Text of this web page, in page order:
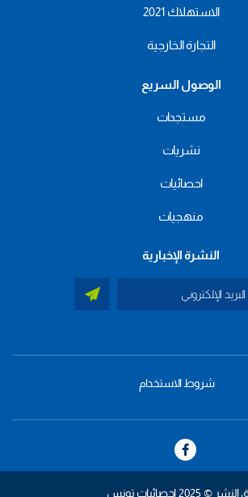
الاستهلاك 2021
التجارة الخارجية
الوصول السريع
مستجدات
نشريات
احصائيات
منهجيات
النشرة الإخبارية
footer
شروط الاستخدام
© 2025 إحصائيات تونس